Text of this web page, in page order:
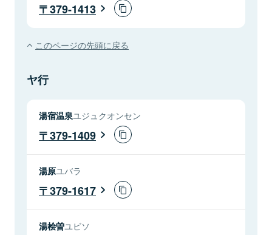
379-1413
このページの先頭に戻る
ヤ行
湯宿温泉ユジュクオンセン
379-1409
湯原ユバラ
379-1617
湯桧曽ユビソ